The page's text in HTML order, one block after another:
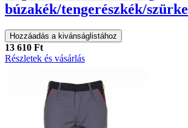
búzakék/tengerészkék/szürke
Hozzáadás a kivánságlistához
13 610 Ft
Részletek és vásárlás